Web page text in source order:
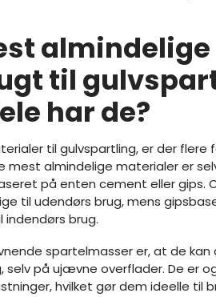
almindelige
til
har de?
til gulvspartling, er der flere
mest almindelige materialer er
på enten cement eller gips.
til udendørs brug, mens
brug.
spartelmasser er, at de kan
på ujævne overflader. De er
hvilket gør dem ideelle til